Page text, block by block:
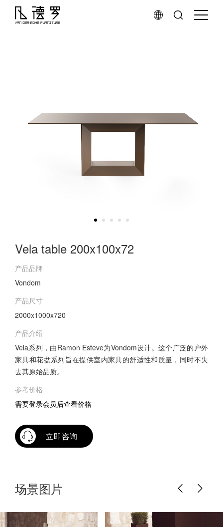
Vela table 200x100x72
产品品牌
Vondom
产品尺寸
2000x1000x720
产品介绍
Vela系列，由Ramon Esteve为Vondom设计。这个广泛的户外
家具和花盆系列旨在提供室内家具的舒适性和质量，同时不失
去其原始品质。
参考价格
需要登录会员后查看价格
立即咨询
场景图片